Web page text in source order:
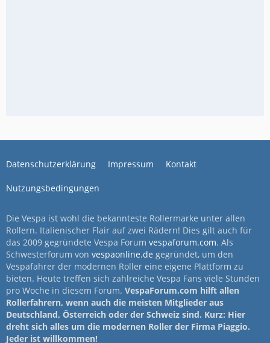
Datenschutzerklärung Impressum Kontakt
Nutzungsbedingungen
Die Vespa ist wohl die bekannteste Rollermarke unter allen
Rollern. Italienischer Flair auf zwei Rädern! Dies gilt auch für
das 2009 gegründete Vespa Forum vespaforum.com. Als
Schwesterforum von vespaonline.de gegründet, um den
Vespafahrer der modernen Roller eine eigene Plattform zu
bieten. Heute treffen sich zahlreiche Vespa Fans viele Stunden
pro Woche in diesem Forum. VespaForum.com hilft allen
Rollerfahrern, wenn auch die meisten Mitglieder aus
Deutschland, Österreich oder der Schweiz sind. Kurz: Hier
dreht sich alles um die modernen Roller der Firma Piaggio.
Jeder ist willkommen!